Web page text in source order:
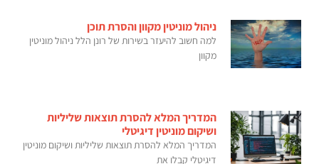
ניהול מוניטין מקוון והסרת תוכן
למה חשוב להיעזר בשירות של רונן הלל ניהול מוניטין
מקוון
המדריך המלא להסרת תוצאות שליליות
ושיקום מוניטין דיגיטלי
המדריך המלא להסרת תוצאות שליליות ושיקום מוניטין
דיגיטלי קבלו את